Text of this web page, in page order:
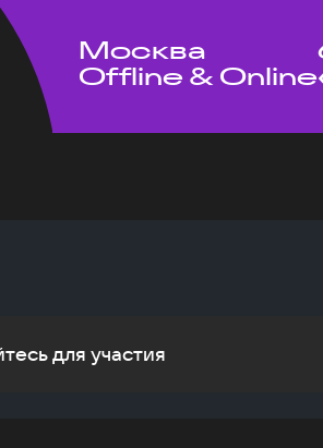
Москва
Offline & Online
для участия